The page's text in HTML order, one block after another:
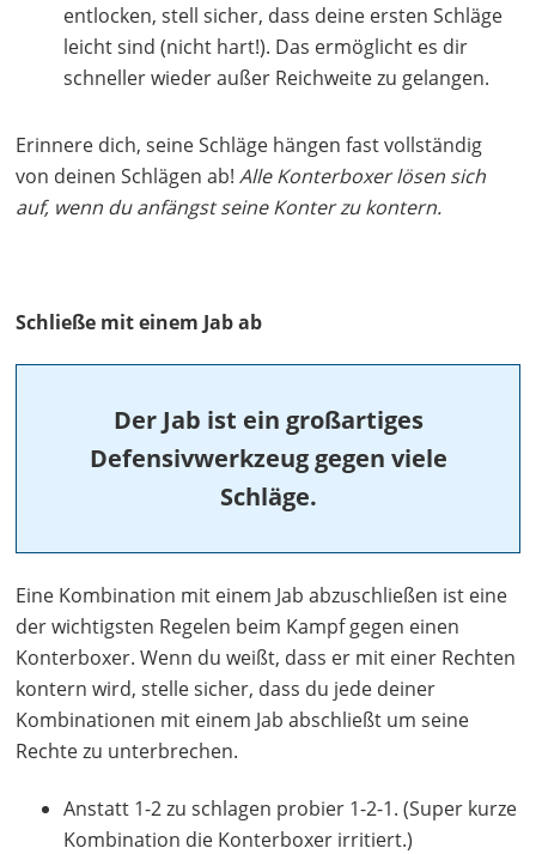
entlocken, stell sicher, dass deine ersten Schläge
leicht sind (nicht hart!). Das ermöglicht es dir
schneller wieder außer Reichweite zu gelangen.
Erinnere dich, seine Schläge hängen fast vollständig
von deinen Schlägen ab!Alle Konterboxer lösen sich
auf, wenn du anfängst seine Konter zu kontern.
Schließe mit einem Jab ab
Der Jab ist ein großartiges
Defensivwerkzeug gegen viele
Schläge.
Eine Kombination mit einem Jab abzuschließen ist eine
der wichtigsten Regelen beim Kampf gegen einen
Konterboxer. Wenn du weißt, dass er mit einer Rechten
kontern wird, stelle sicher, dass du jede deiner
Kombinationen mit einem Jab abschließt um seine
Rechte zu unterbrechen.
Anstatt 1-2 zu schlagen probier 1-2-1. (Super kurze
Kombination die Konterboxer irritiert.)